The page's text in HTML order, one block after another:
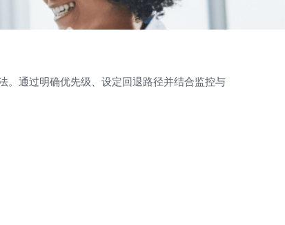
。通过明确优先级、设定回退路径并结合监控与